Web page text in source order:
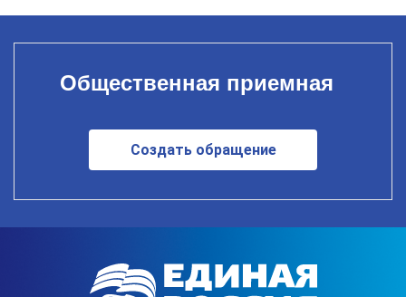
Общественная приемная
Создать обращение